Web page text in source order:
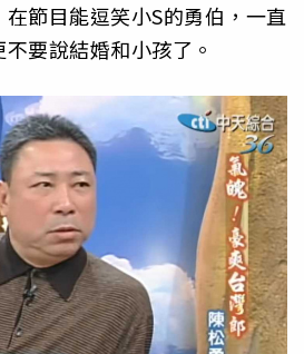
節目能逗笑小S的勇伯，一直
要說結婚和小孩了。